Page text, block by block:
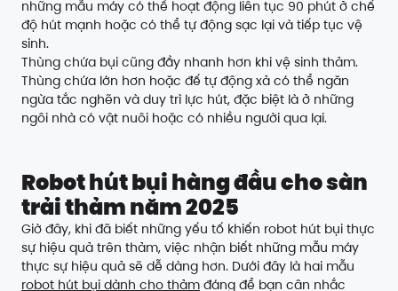
những mẫu máy có thể hoạt động liên tục 90 phút ở chế
độ hút mạnh hoặc có thể tự động sạc lại và tiếp tục vệ
sinh.
Thùng chứa bụi cũng đầy nhanh hơn khi vệ sinh thảm.
Thùng chứa lớn hơn hoặc đế tự động xả có thể ngăn
ngừa tắc nghẽn và duy trì lực hút, đặc biệt là ở những
ngôi nhà có vật nuôi hoặc có nhiều người qua lại.
Robot hút bụi hàng đầu cho sàn
trải thảm năm 2025
Giờ đây, khi đã biết những yếu tố khiến robot hút bụi thực
sự hiệu quả trên thảm, việc nhận biết những mẫu máy
thực sự hiệu quả sẽ dễ dàng hơn. Dưới đây là hai mẫu
robot hút bụi dành cho thảm đáng để bạn cân nhắc